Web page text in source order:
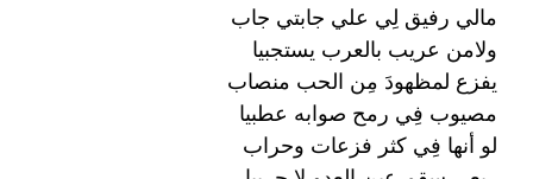
مالي رفيق لِي علي جابتي جاب
ولامن عريب بالعرب يستجبيا
يفزع لمظهودَ مِن الحب منصاب
مصيوب فِي رمح صوابه عطبيا
لو أنها فِي كثر فزعات وحراب